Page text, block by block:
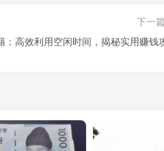
下一篇
：高效利用空闲时间，揭秘实用赚钱